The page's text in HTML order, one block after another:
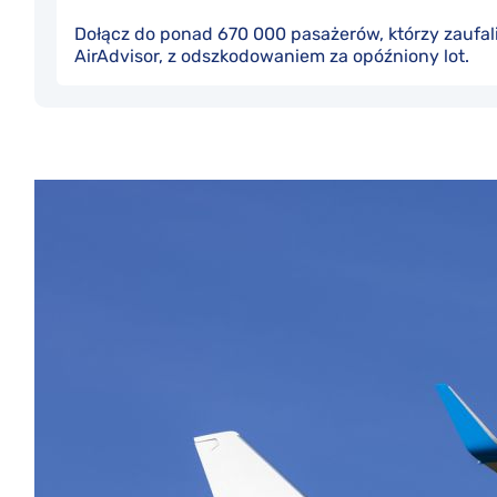
Dołącz do ponad 670 000 pasażerów, którzy
AirAdvisor, z odszkodowaniem za opóźniony lot.